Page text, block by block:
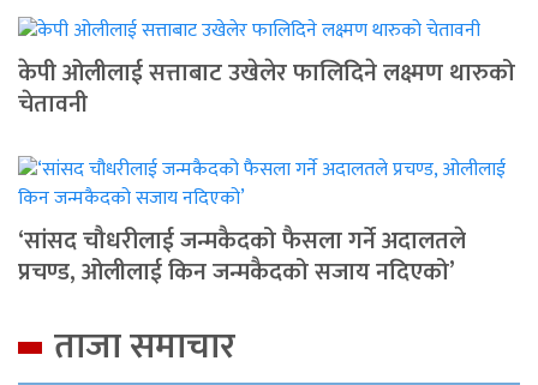
केपी ओलीलाई सत्ताबाट उखेलेर फालिदिने लक्ष्मण थारुको
चेतावनी
‘सांसद चौधरीलाई जन्मकैदको फैसला गर्ने अदालतले
प्रचण्ड, ओलीलाई किन जन्मकैदको सजाय नदिएको’
ताजा समाचार